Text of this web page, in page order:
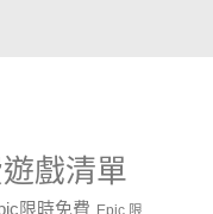
戲清單
限時免費 Epic 限